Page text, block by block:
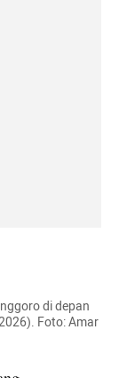
di depan
Foto: Amar